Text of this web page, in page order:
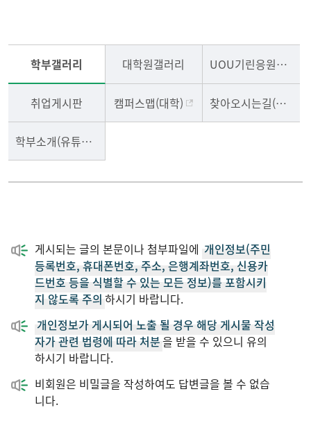
학부갤러리 대학원갤러리 UOU기린응원단
취업게시판 캠퍼스맵(대학) 찾아오시는길(학부)
학부소개(유튜브, 2024이전)
게시되는 글의 본문이나 첨부파일에 개인정보(주민
등록번호, 휴대폰번호, 주소, 은행계좌번호, 신용카
드번호 등을 식별할 수 있는 모든 정보)를 포함시키
지 않도록 주의 하시기 바랍니다.
개인정보가 게시되어 노출 될 경우 해당 게시물 작성
자가 관련 법령에 따라 처분을 받을 수 있으니 유의
하시기 바랍니다.
비회원은 비밀글을 작성하여도 답변글을 볼 수 없습
니다.